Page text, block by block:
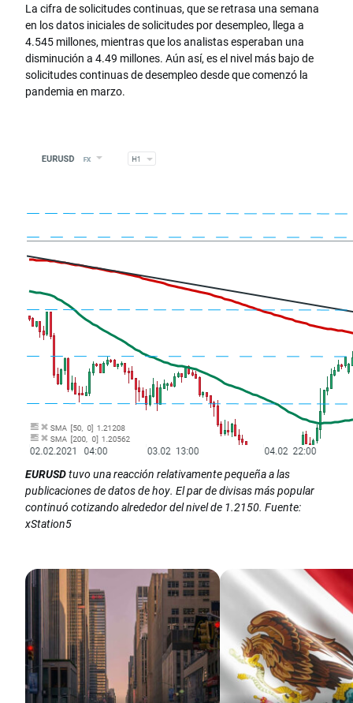
La cifra de solicitudes continuas, que se retrasa una semana
en los datos iniciales de solicitudes por desempleo, llega a
4.545 millones, mientras que los analistas esperaban una
disminución a 4.49 millones. Aún así, es el nivel más bajo de
solicitudes continuas de desempleo desde que comenzó la
pandemia en marzo.
EURUSDtuvo una reacción relativamente pequeña a las
publicaciones de datos de hoy. El par de divisas más popular
continuó cotizando alrededor del nivel de 1.2150. Fuente:
xStation5